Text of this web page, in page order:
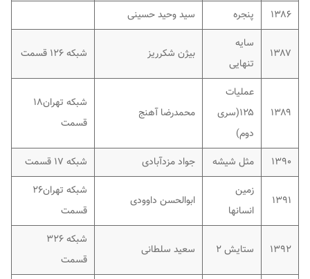
۱۳۸۶ پنجره سید وحید حسینی
۱۳۸۷
سایه
تنهایی
بیژن شکرریز شبکه ۱۲۶ قسمت
۱۳۸۹
عملیات
۱۲۵(سری
دوم)
محمدرضا آهنج
شبکه تهران۱۸
قسمت
۱۳۹۰ مثل شیشه جواد مزدآبادی شبکه ۱۷ قسمت
۱۳۹۱
زمین
انسانها
ابوالحسن داوودی
شبکه تهران۲۶
قسمت
۱۳۹۲ ستایش ۲ سعید سلطانی
شبکه ۳۲۶
قسمت